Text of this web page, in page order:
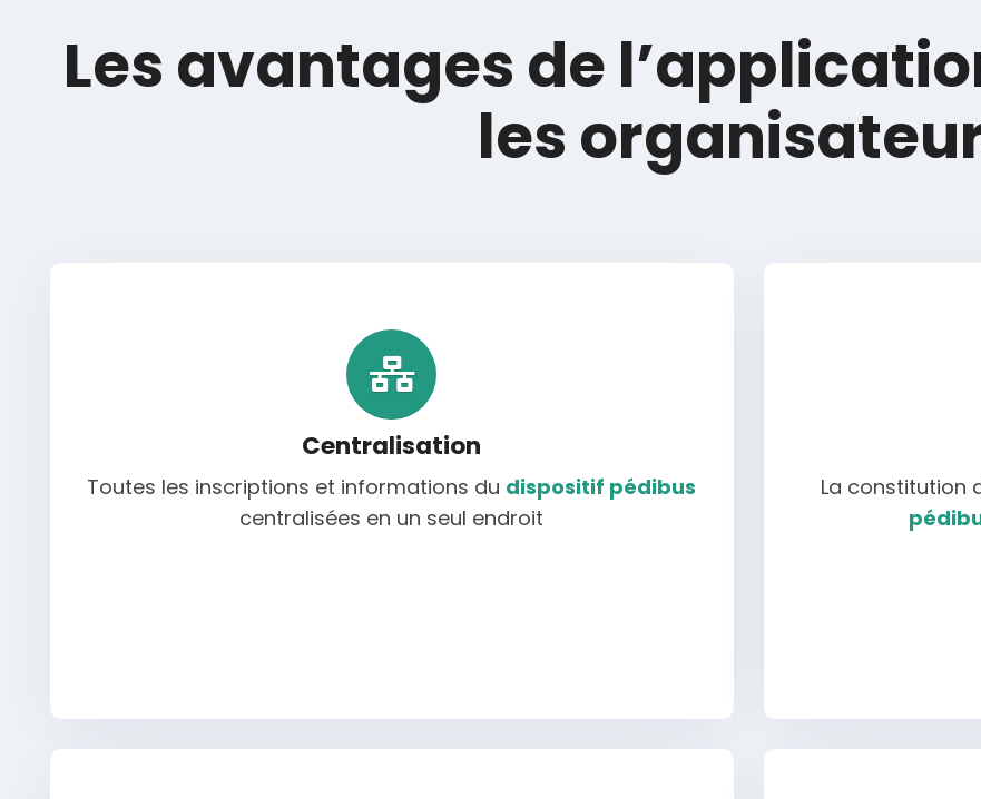
Les avantages de
les
Centralisation
Toutes les inscriptions et informations du dispositif pédibus
centralisées en un seul endroit
La constitution